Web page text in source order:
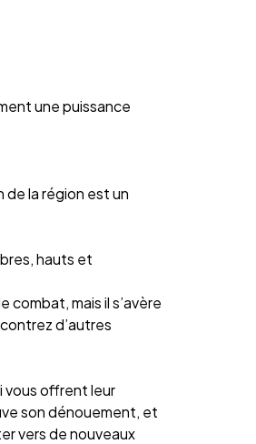
une puissance
de la région est un
hauts et
mais il s’avère
d’autres
vous offrent leur
son dénouement, et
vers de nouveaux